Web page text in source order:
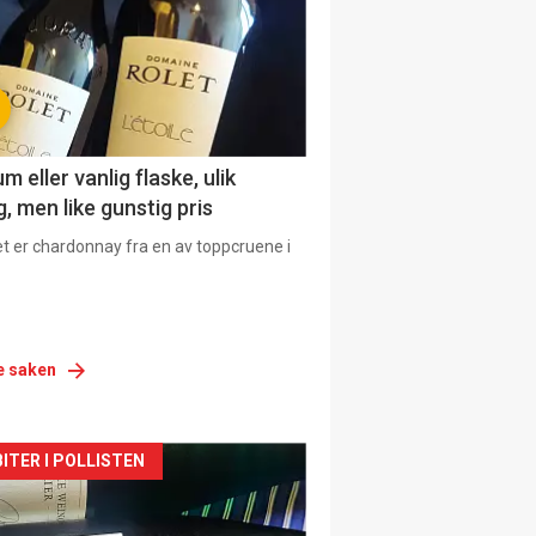
eller vanlig flaske, ulik
men like gunstig pris
er chardonnay fra en av toppcruene i
saken
I POLLISTEN